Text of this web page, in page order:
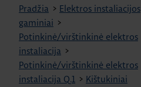
Pradžia > Elektros instaliacijos
gaminiai >
Potinkinė/virštinkinė elektros
instaliacija >
Potinkinė/virštinkinė elektros
instaliacija Q.1 > Kištukiniai